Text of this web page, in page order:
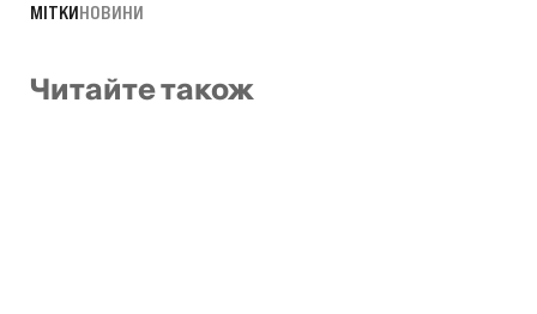
МІТКИНОВИНИ
Читайте також